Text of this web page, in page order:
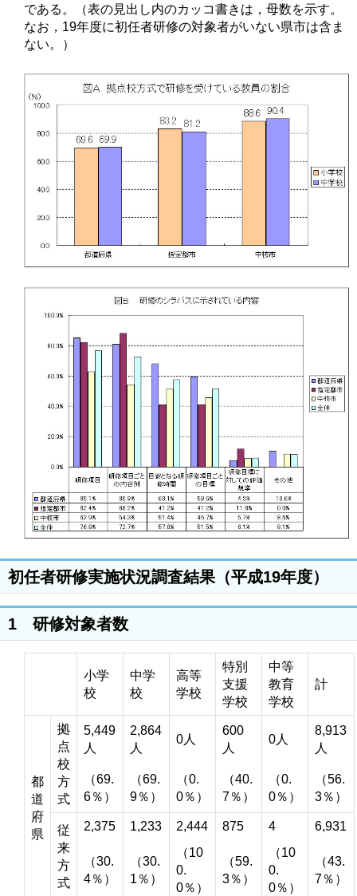
である。（表の見出し内のカッコ書きは，母数を示す。
なお，19年度に初任者研修の対象者がいない県市は含ま
ない。）
初任者研修実施状況調査結果（平成19年度）
1 研修対象者数
小学
校
中学
校
高等
学校
特別
支援
学校
中等
教育
学校
計
都
道
府
県
拠
点
校
方
式
5,449
人
2,864
人
0人
600
人
0人
8,913
人
（69.
6％）
（69.
9％）
（0.
0％）
（40.
7％）
（0.
0％）
（56.
3％）
従
来
方
式
2,375 1,233 2,444 875 4 6,931
（30.
4％）
（30.
1％）
（10
0.
0％）
（59.
3％）
（10
0.
0％）
（43.
7％）